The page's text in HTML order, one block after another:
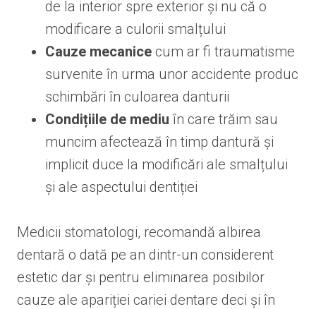
de la interior spre exterior și nu că o
modificare a culorii smalțului
Cauze mecanice cum ar fi traumatisme
survenite în urma unor accidente produc
schimbări în culoarea danturii
Condițiile de mediu în care trăim sau
muncim afectează în timp dantură și
implicit duce la modificări ale smalțului
și ale aspectului dentiției
Medicii stomatologi, recomandă albirea
dentară o dată pe an dintr-un considerent
estetic dar și pentru eliminarea posibilor
cauze ale apariției cariei dentare deci și în